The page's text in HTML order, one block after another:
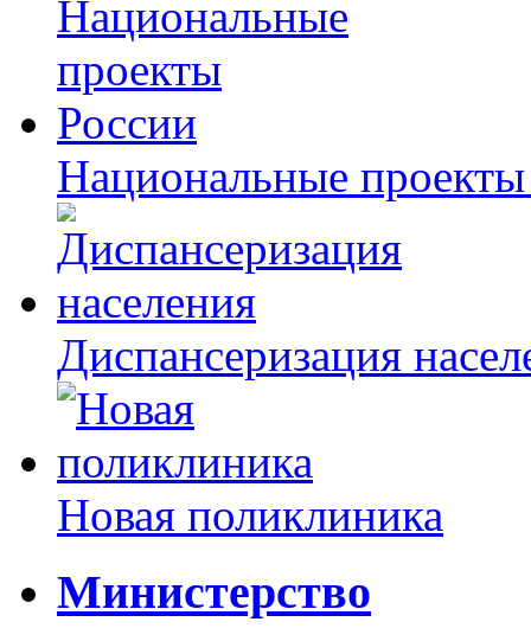
Национальные
Диспансеризация
Новая поликлиника
Министерство